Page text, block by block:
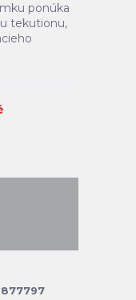
ponúka
tekutionu,